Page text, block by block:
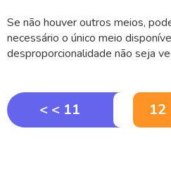
Se não houver outros meios,
necessário o único meio
desproporcionalidade não seja
< < 11 12